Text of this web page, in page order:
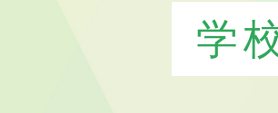
学